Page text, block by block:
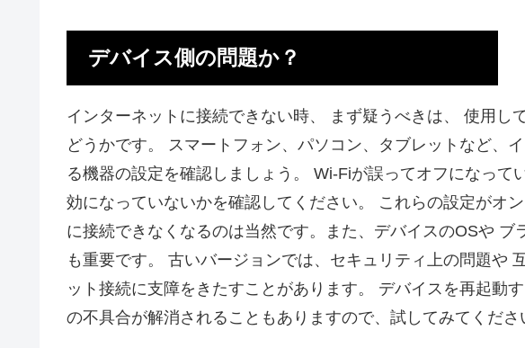
デバイス側の問題か？
インターネットに接続できない時、 まず疑うべきは、 使用し
どうかです。 スマートフォン、パソコン、タブレットなど、
る機器の設定を確認しましょう。 Wi-Fiが誤ってオフになって
効になっていないかを確認してください。 これらの設定がオ
に接続できなくなるのは当然です。また、デバイスのOSや ブ
も重要です。 古いバージョンでは、セキュリティ上の問題や
ット接続に支障をきたすことがあります。 デバイスを再起動
の不具合が解消されることもありますので、試してみてくださ